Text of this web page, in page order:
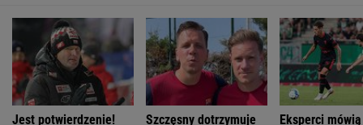
Jest potwierdzenie!
Szczęsny dotrzymuje
Eksperci mówią